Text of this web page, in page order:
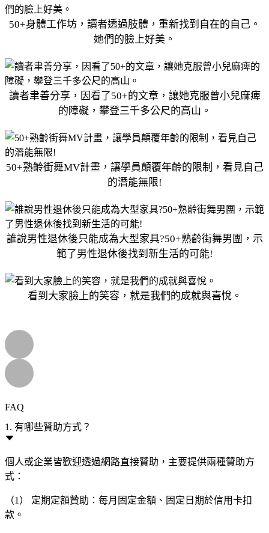
50+身體工作坊，讀者透過肢體，重新找到自在的自己。
她們的臉上好美。
讀者聿善分享，因看了50+的文章，讓她克服曾小兒麻痺
的障礙，攀登三千多公尺的高山。
50+熟齡街舞MV計畫，讓學員顛覆年齡的限制，看見自己
的潛能無限!
誰說男性退休後只能成為大型家具?50+熟齡街舞男團，示
範了男性退休後找到新生活的可能!
看到大家臉上的笑容，就是我們的成就與喜悅。
FAQ
1. 有哪些贊助方式？
個人或企業皆歡迎透過網路直接贊助，主要提供兩種贊助方
式：
（1） 定期定額贊助：每月固定金額、固定日期於信用卡扣
款。